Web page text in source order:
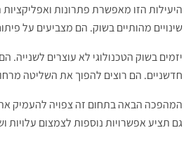
היעילות הזו מאפשרת פתרונות ואפליקציות
שינויים מהותיים בשוק. הם מצביעים על
יזמים בשוק הטכנולוגי לא עוצרים לשנייה.
חדשניים. הם רוצים להפוך את השליטה
המהפכה הבאה בתחום זה צפויה להעמיק
גם תציע אפשרויות נוספות לצמצום עלויות